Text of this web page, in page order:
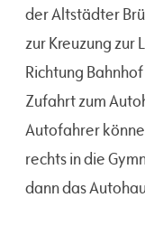
der Altstädter
zur Kreuzung zur
Richtung
Zufahrt zum
Autofahrer
rechts in die
dann das